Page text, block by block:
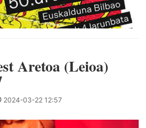
Aretoa (Leioa)
2024-03-22 12:57